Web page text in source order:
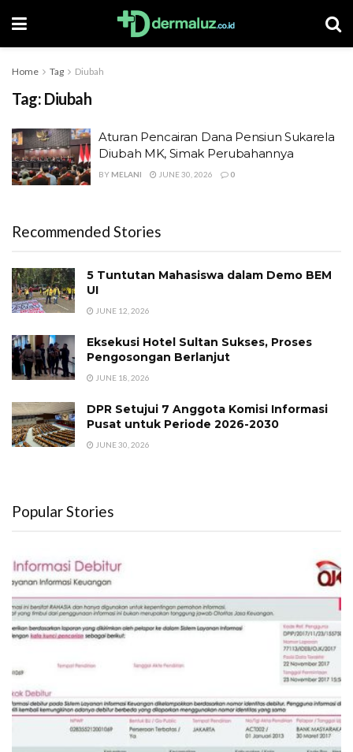
Home Tag Diubah
Tag: Diubah
Aturan Pencairan Dana Pensiun Sukarela
Diubah MK, Simak Perubahannya
BY MELANI JUNE 30, 2026 0
Recommended Stories
5 Tuntutan Mahasiswa dalam Demo BEM
UI
JUNE 12, 2026
Eksekusi Hotel Sultan Sukses, Proses
Pengosongan Berlanjut
JUNE 18, 2026
DPR Setujui 7 Anggota Komisi Informasi
Pusat untuk Periode 2026-2030
JUNE 30, 2026
Popular Stories